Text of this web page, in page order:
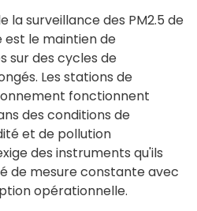
la surveillance des PM2.5 de
le maintien de
sur des cycles de
Les stations de
fonctionnent
des conditions de
et de pollution
des instruments qu'ils
de mesure constante avec
opérationnelle.